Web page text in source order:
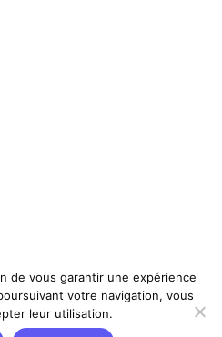
de vous garantir une expérience
votre navigation, vous
leur utilisation.